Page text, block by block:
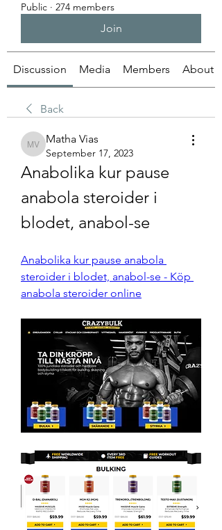
Public · 274 members
Join
Discussion Media Members About
Back
Matha Vias
Matha Vias
September 17, 2023
Anabolika kur pause
anabola steroider i
blodet, anabol-se
Anabolika kur pause anabola
steroider i blodet, anabol-se - Köp
anabola steroider online